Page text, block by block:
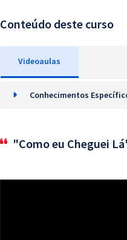
Conteúdo deste curso
Videoaulas
Conhecimentos
"Como eu Cheguei